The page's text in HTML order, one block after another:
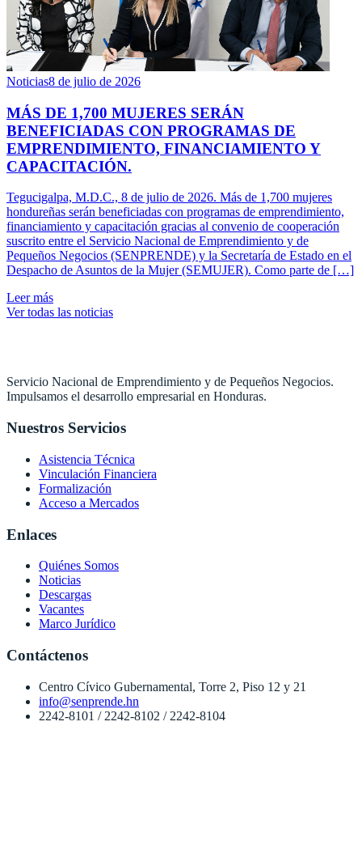
Noticias8 de julio de 2026
MÁS DE 1,700 MUJERES SERÁN
BENEFICIADAS CON PROGRAMAS DE
EMPRENDIMIENTO, FINANCIAMIENTO Y
CAPACITACIÓN.
Tegucigalpa, M.D.C., 8 de julio de 2026. Más de 1,700 mujeres
hondureñas serán beneficiadas con programas de emprendimiento,
financiamiento y capacitación gracias al convenio de cooperación
suscrito entre el Servicio Nacional de Emprendimiento y de
Pequeños Negocios (SENPRENDE) y la Secretaría de Estado en el
Despacho de Asuntos de la Mujer (SEMUJER). Como parte de […]
Leer más
Ver todas las noticias
Servicio Nacional de Emprendimiento y de Pequeños Negocios.
Impulsamos el desarrollo empresarial en Honduras.
Nuestros Servicios
Asistencia Técnica
Vinculación Financiera
Formalización
Acceso a Mercados
Enlaces
Quiénes Somos
Noticias
Descargas
Vacantes
Marco Jurídico
Contáctenos
Centro Cívico Gubernamental, Torre 2, Piso 12 y 21
info@senprende.hn
2242-8101 / 2242-8102 / 2242-8104